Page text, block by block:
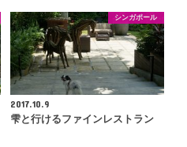
シンガポール
2017.10.9
雫と行けるファインレストラン